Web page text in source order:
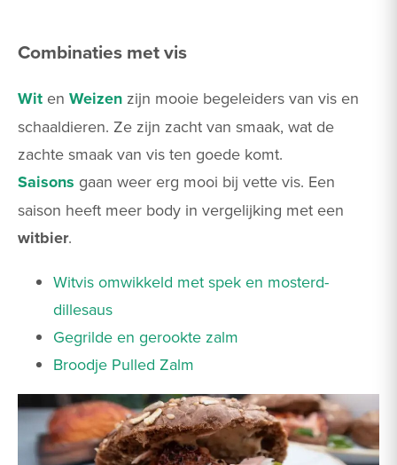
Combinaties met vis
Wit en Weizen zijn mooie begeleiders van vis en
schaaldieren. Ze zijn zacht van smaak, wat de
zachte smaak van vis ten goede komt.
Saisons gaan weer erg mooi bij vette vis. Een
saison heeft meer body in vergelijking met een
witbier.
Witvis omwikkeld met spek en mosterd-
dillesaus
Gegrilde en gerookte zalm
Broodje Pulled Zalm